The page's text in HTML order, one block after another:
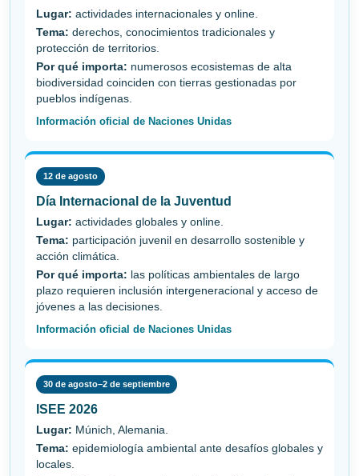
Lugar: actividades internacionales y online.
Tema: derechos, conocimientos tradicionales y
protección de territorios.
Por qué importa: numerosos ecosistemas de alta
biodiversidad coinciden con tierras gestionadas por
pueblos indígenas.
Información oficial de Naciones Unidas
12 de agosto
Día Internacional de la Juventud
Lugar: actividades globales y online.
Tema: participación juvenil en desarrollo sostenible y
acción climática.
Por qué importa: las políticas ambientales de largo
plazo requieren inclusión intergeneracional y acceso de
jóvenes a las decisiones.
Información oficial de Naciones Unidas
30 de agosto–2 de septiembre
ISEE 2026
Lugar: Múnich, Alemania.
Tema: epidemiología ambiental ante desafíos globales y
locales.